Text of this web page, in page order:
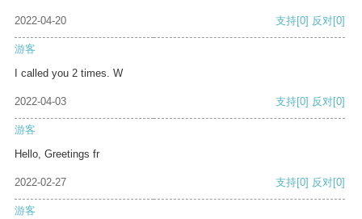
2022-04-20 支持[0] 反对[0]
游客
I called you 2 times. W
2022-04-03 支持[0] 反对[0]
游客
Hello, Greetings fr
2022-02-27 支持[0] 反对[0]
游客